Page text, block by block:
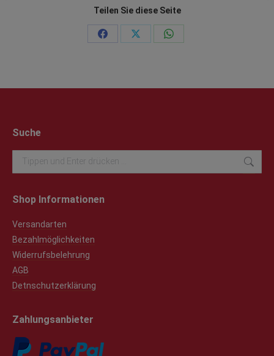
Teilen Sie diese Seite
Teilen
Teilen
Teilen
Suche
Search:
Shop Informationen
Versandarten
Bezahlmöglichkeiten
Widerrufsbelehrung
AGB
Detnschutzerklärung
Zahlungsanbieter